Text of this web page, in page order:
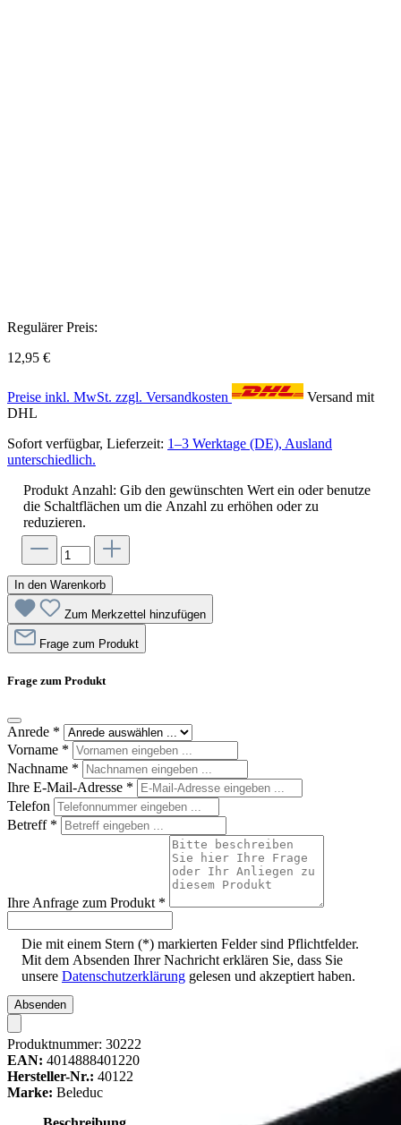
Regulärer Preis:
12,95 €
Preise inkl. MwSt. zzgl. Versandkosten
Versand mit
DHL
Sofort verfügbar, Lieferzeit: 1–3 Werktage (DE), Ausland
unterschiedlich.
Produkt Anzahl: Gib den gewünschten Wert ein oder benutze
die Schaltflächen um die Anzahl zu erhöhen oder zu
reduzieren.
In den Warenkorb
Zum Merkzettel hinzufügen
Frage zum Produkt
Frage zum Produkt
Anrede *
Vorname *
Nachname *
Ihre E-Mail-Adresse *
Telefon
Betreff *
Ihre Anfrage zum Produkt *
Die mit einem Stern (*) markierten Felder sind Pflichtfelder.
Mit dem Absenden Ihrer Nachricht erklären Sie, dass Sie
unsere Datenschutzerklärung gelesen und akzeptiert haben.
Absenden
Produktnummer: 30222
EAN: 4014888401220
Hersteller-Nr.: 40122
Marke: Beleduc